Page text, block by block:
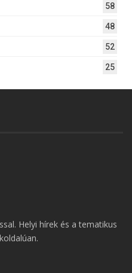
58
48
52
25
Helyi hírek és a tematikus